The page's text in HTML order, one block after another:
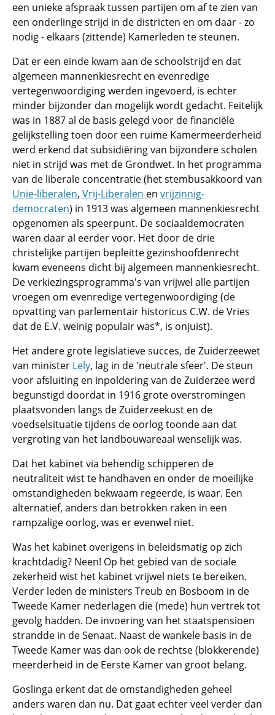
een unieke afspraak tussen partijen om af te zien van
een onderlinge strijd in de districten en om daar - zo
nodig - elkaars (zittende) Kamerleden te steunen.
Dat er een einde kwam aan de schoolstrijd en dat
algemeen mannenkiesrecht en evenredige
vertegenwoordiging werden ingevoerd, is echter
minder bijzonder dan mogelijk wordt gedacht. Feitelijk
was in 1887 al de basis gelegd voor de financiële
gelijkstelling toen door een ruime Kamermeerderheid
werd erkend dat subsidiëring van bijzondere scholen
niet in strijd was met de Grondwet. In het programma
van de liberale concentratie (het stembusakkoord van
Unie-liberalen, Vrij-Liberalen en vrijzinnig-
democraten) in 1913 was algemeen mannenkiesrecht
opgenomen als speerpunt. De sociaaldemocraten
waren daar al eerder voor. Het door de drie
christelijke partijen bepleitte gezinshoofdenrecht
kwam eveneens dicht bij algemeen mannenkiesrecht.
De verkiezingsprogramma's van vrijwel alle partijen
vroegen om evenredige vertegenwoordiging (de
opvatting van parlementair historicus C.W. de Vries
dat de E.V. weinig populair was*, is onjuist).
Het andere grote legislatieve succes, de Zuiderzeewet
van minister Lely, lag in de 'neutrale sfeer'. De steun
voor afsluiting en inpoldering van de Zuiderzee werd
begunstigd doordat in 1916 grote overstromingen
plaatsvonden langs de Zuiderzeekust en de
voedselsituatie tijdens de oorlog toonde aan dat
vergroting van het landbouwareaal wenselijk was.
Dat het kabinet via behendig schipperen de
neutraliteit wist te handhaven en onder de moeilijke
omstandigheden bekwaam regeerde, is waar. Een
alternatief, anders dan betrokken raken in een
rampzalige oorlog, was er evenwel niet.
Was het kabinet overigens in beleidsmatig op zich
krachtdadig? Neen! Op het gebied van de sociale
zekerheid wist het kabinet vrijwel niets te bereiken.
Verder leden de ministers Treub en Bosboom in de
Tweede Kamer nederlagen die (mede) hun vertrek tot
gevolg hadden. De invoering van het staatspensioen
strandde in de Senaat. Naast de wankele basis in de
Tweede Kamer was dan ook de rechtse (blokkerende)
meerderheid in de Eerste Kamer van groot belang.
Goslinga erkent dat de omstandigheden geheel
anders waren dan nu. Dat gaat echter veel verder dan